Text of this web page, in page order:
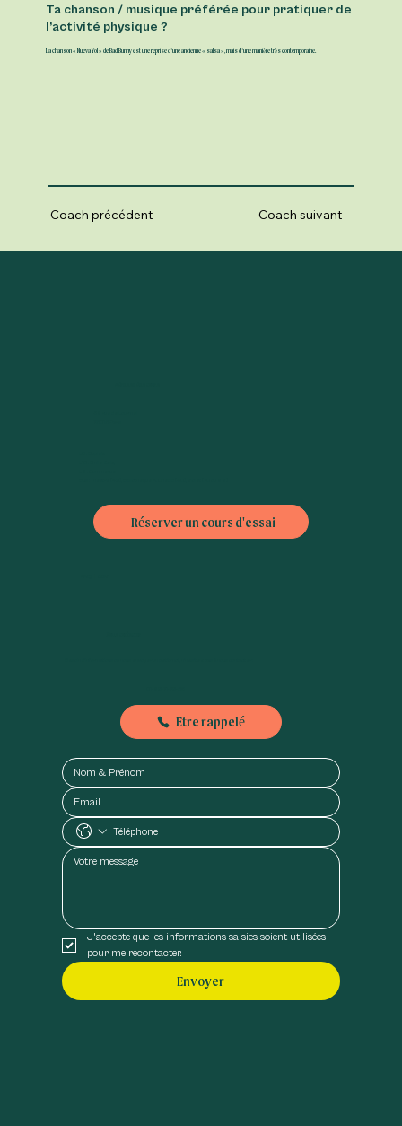
Coach suivant
Coach précédent
Ta chanson / musique préférée pour pratiquer de
l’activité physique ?
La chanson « Nueva Yol » de Bad Bunny est une reprise d’une ancienne « salsa », mais d’une manière très contemporaine.
Réserver un cours d'essai
Etre rappelé
J'accepte que les informations saisies soient utilisées
pour me recontacter.
Envoyer